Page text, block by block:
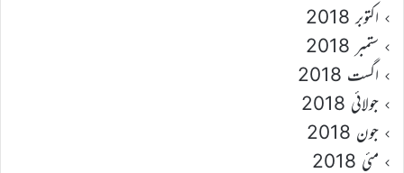
اکتوبر 2018
ستمبر 2018
اگست 2018
جولائی 2018
جون 2018
مئی 2018